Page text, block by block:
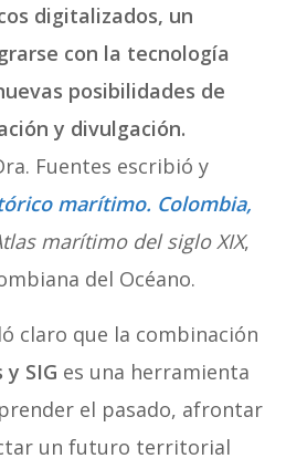
digitalizados, un
con la tecnología
posibilidades de
y divulgación.
Fuentes escribió y
marítimo. Colombia,
marítimo del siglo XIX,
del Océano.
claro que la combinación
SIG es una herramienta
el pasado, afrontar
un futuro territorial